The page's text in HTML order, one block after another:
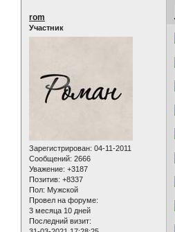
rom
Участник
Зарегистрирован: 04-11-2011
Сообщений: 2666
Уважение: +3187
Позитив: +8337
Пол: Мужской
Провел на форуме:
3 месяца 10 дней
Последний визит: